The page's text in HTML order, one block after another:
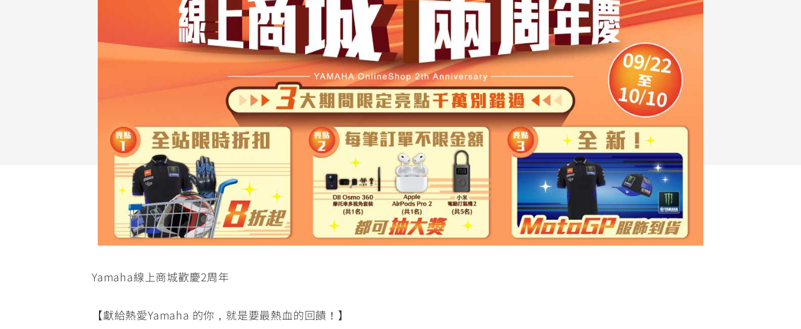
YZF-R3
YZF-R15
150
550+
MT-03
251~549
MT-15
150
150
FZ-X
NMAX
AUGUR
150
125
FORCE 2.0
150
RS NEO
125 50 125
Yamaha線上商城歡慶2周年
【獻給熱愛Yamaha 的你，就是要最熱血的回饋！】